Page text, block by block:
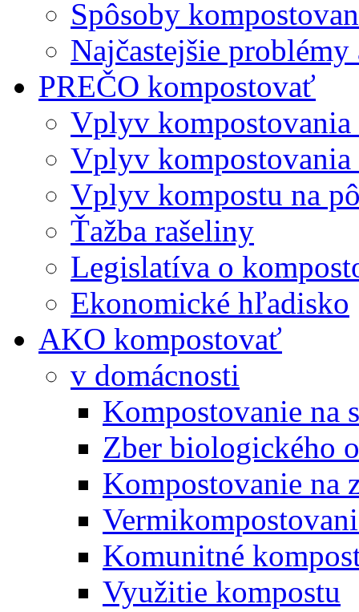
Spôsoby
Najčastejšie problémy
PREČO kompostovať
Vplyv kompostovania
Vplyv
Vplyv kompostu na
Ťažba rašeliny
Legislatíva o
Ekonomické hľadisko
AKO kompostovať
v domácnosti
Kompostovanie na
Zber biologického
Kompostovanie na
Komunitné
Využitie kompostu